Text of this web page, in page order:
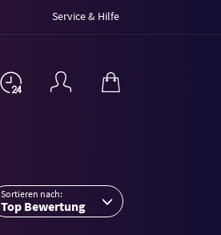
Service & Hilfe
Sortieren nach:
Top Bewertung